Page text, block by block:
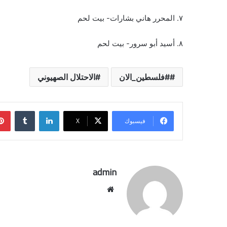
٧. المحرر هاني بشارات- بيت لحم
٨. أسيد أبو سرور- بيت لحم
#فلسطين_الان الاحتلال الصهيوني
فيسبوك ‫X
لينكدإن
admin